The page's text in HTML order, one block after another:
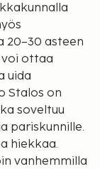
20–30 asteen
voi ottaa
uida
Stalos on
soveltuu
pariskunnille.
hiekkaa.
vanhemmilla